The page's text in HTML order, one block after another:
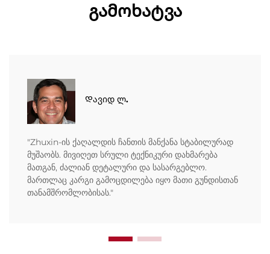
გამოხატვა
Დავიდ ლ.
"Zhuxin-ის ქაღალდის ჩანთის მანქანა სტაბილურად
მუშაობს. მივიღეთ სრული ტექნიკური დახმარება
მათგან, ძალიან დეტალური და სასარგებლო.
მართლაც კარგი გამოცდილება იყო მათი გუნდისთან
თანამშრომლობისას."